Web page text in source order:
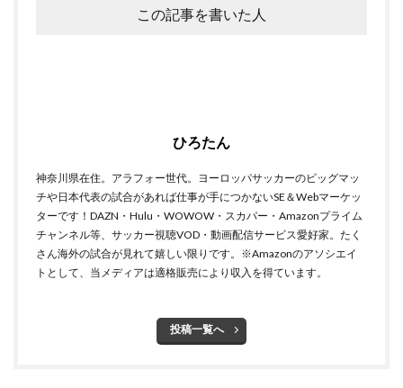
この記事を書いた人
ひろたん
神奈川県在住。アラフォー世代。ヨーロッパサッカーのビッグマッ
チや日本代表の試合があれば仕事が手につかないSE＆Webマーケッ
ターです！DAZN・Hulu・WOWOW・スカパー・Amazonプライム
チャンネル等、サッカー視聴VOD・動画配信サービス愛好家。たく
さん海外の試合が見れて嬉しい限りです。※Amazonのアソシエイ
トとして、当メディアは適格販売により収入を得ています。
投稿一覧へ